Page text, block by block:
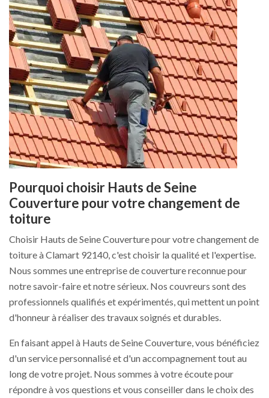
Pourquoi choisir Hauts de Seine
Couverture pour votre changement de
toiture
Choisir Hauts de Seine Couverture pour votre changement de
toiture à Clamart 92140, c'est choisir la qualité et l'expertise.
Nous sommes une entreprise de couverture reconnue pour
notre savoir-faire et notre sérieux. Nos couvreurs sont des
professionnels qualifiés et expérimentés, qui mettent un point
d'honneur à réaliser des travaux soignés et durables.
En faisant appel à Hauts de Seine Couverture, vous bénéficiez
d'un service personnalisé et d'un accompagnement tout au
long de votre projet. Nous sommes à votre écoute pour
répondre à vos questions et vous conseiller dans le choix des